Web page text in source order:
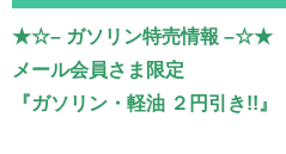
★☆– ガソリン特売情報 –☆★
メール会員さま限定
『ガソリン・軽油 ２円引き!!』